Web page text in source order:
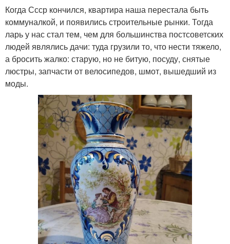
Когда Ссср кончился, квартира наша перестала быть
коммуналкой, и появились строительные рынки. Тогда
ларь у нас стал тем, чем для большинства постсоветских
людей являлись дачи: туда грузили то, что нести тяжело,
а бросить жалко: старую, но не битую, посуду, снятые
люстры, запчасти от велосипедов, шмот, вышедший из
моды.